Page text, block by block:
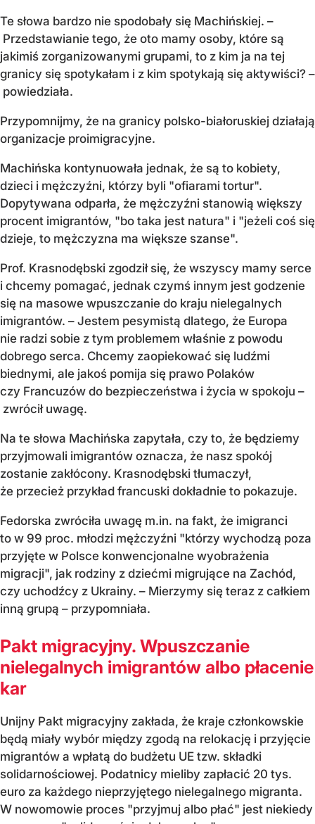
Te słowa bardzo nie spodobały się Machińskiej. –
Przedstawianie tego, że oto mamy osoby, które są
jakimiś zorganizowanymi grupami, to z kim ja na tej
granicy się spotykałam i z kim spotykają się aktywiści? –
powiedziała.
Przypomnijmy, że na granicy polsko-białoruskiej działają
organizacje proimigracyjne.
Machińska kontynuowała jednak, że są to kobiety,
dzieci i mężczyźni, którzy byli "ofiarami tortur".
Dopytywana odparła, że mężczyźni stanowią większy
procent imigrantów, "bo taka jest natura" i "jeżeli coś się
dzieje, to mężczyzna ma większe szanse".
Prof. Krasnodębski zgodził się, że wszyscy mamy serce
i chcemy pomagać, jednak czymś innym jest godzenie
się na masowe wpuszczanie do kraju nielegalnych
imigrantów. – Jestem pesymistą dlatego, że Europa
nie radzi sobie z tym problemem właśnie z powodu
dobrego serca. Chcemy zaopiekować się ludźmi
biednymi, ale jakoś pomija się prawo Polaków
czy Francuzów do bezpieczeństwa i życia w spokoju –
zwrócił uwagę.
Na te słowa Machińska zapytała, czy to, że będziemy
przyjmowali imigrantów oznacza, że nasz spokój
zostanie zakłócony. Krasnodębski tłumaczył,
że przecież przykład francuski dokładnie to pokazuje.
Fedorska zwróciła uwagę m.in. na fakt, że imigranci
to w 99 proc. młodzi mężczyźni "którzy wychodzą poza
przyjęte w Polsce konwencjonalne wyobrażenia
migracji", jak rodziny z dziećmi migrujące na Zachód,
czy uchodźcy z Ukrainy. – Mierzymy się teraz z całkiem
inną grupą – przypomniała.
Pakt migracyjny. Wpuszczanie
nielegalnych imigrantów albo płacenie
kar
Unijny Pakt migracyjny zakłada, że kraje członkowskie
będą miały wybór między zgodą na relokację i przyjęcie
migrantów a wpłatą do budżetu UE tzw. składki
solidarnościowej. Podatnicy mieliby zapłacić 20 tys.
euro za każdego nieprzyjętego nielegalnego migranta.
W nowomowie proces "przyjmuj albo płać" jest niekiedy